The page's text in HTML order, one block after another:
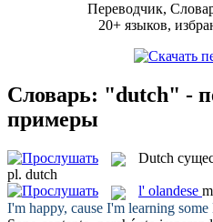
Переводчик,
20+ языков,
Словарь: "dutch" -
примеры
Dutch
pl. dutch
l' olandese m
I'm happy, cause I'm learning some